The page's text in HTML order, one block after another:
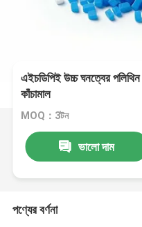
এইচডিপিই উচ্চ ঘনত্বের
কাঁচামাল
MOQ：3টন
ভালো দাম
পণ্যের বর্ণনা